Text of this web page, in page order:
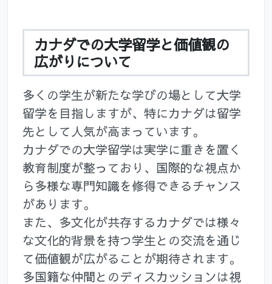
カナダでの大学留学と価値観の
広がりについて
多くの学生が新たな学びの場として大学
留学を目指しますが、特にカナダは留学
先として人気が高まっています。
カナダでの大学留学は実学に重きを置く
教育制度が整っており、国際的な視点か
ら多様な専門知識を修得できるチャンス
があります。
また、多文化が共存するカナダでは様々
な文化的背景を持つ学生との交流を通じ
て価値観が広がることが期待されます。
多国籍な仲間とのディスカッションは視